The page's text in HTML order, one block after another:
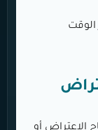
الوقت